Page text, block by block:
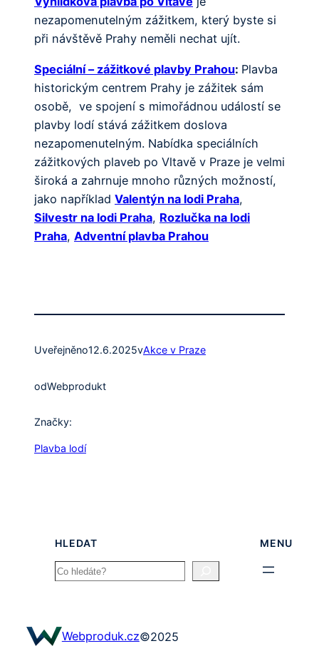
nezapomenutelným zážitkem, který byste si
při návštěvě Prahy neměli nechat ujít.
Speciální – zážitkové plavby Prahou: Plavba
historickým centrem Prahy je zážitek sám
osobě, ve spojení s mimořádnou událostí se
plavby lodí stává zážitkem doslova
nezapomenutelným. Nabídka speciálních
zážitkových plaveb po Vltavě v Praze je velmi
široká a zahrnuje mnoho různých možností,
jako například Valentýn na lodi Praha,
Silvestr na lodi Praha, Rozlučka na lodi
Praha, Adventní plavba Prahou
Uveřejněno12.6.2025vAkce v Praze
odWebprodukt
Značky:
Plavba lodí
HLEDAT
Search
MENU
Webproduk.cz©2025